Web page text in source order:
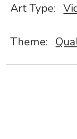
Art Type:
Theme: